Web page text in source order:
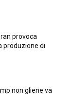
provoca
produzione di
non gliene va